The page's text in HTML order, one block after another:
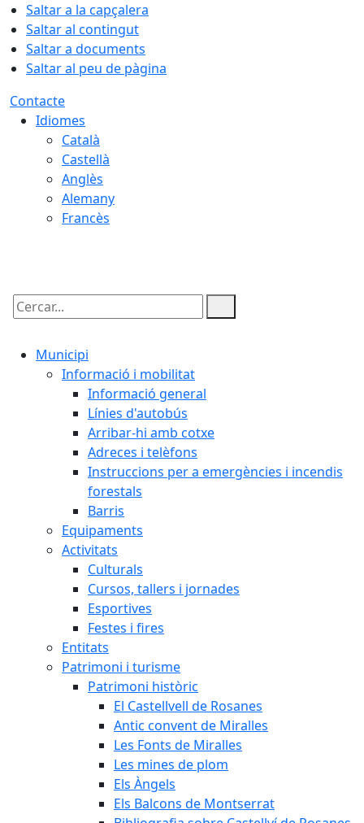
Saltar a la capçalera
Saltar al contingut
Saltar a documents
Saltar al peu de pàgina
Contacte
Idiomes
Català
Castellà
Anglès
Alemany
Francès
Cercar:
Municipi
Informació i mobilitat
Informació general
Línies d'autobús
Arribar-hi amb cotxe
Adreces i telèfons
Instruccions per a emergències i incendis
forestals
Barris
Equipaments
Activitats
Culturals
Cursos, tallers i jornades
Esportives
Festes i fires
Entitats
Patrimoni i turisme
Patrimoni històric
El Castellvell de Rosanes
Antic convent de Miralles
Les Fonts de Miralles
Les mines de plom
Els Àngels
Els Balcons de Montserrat